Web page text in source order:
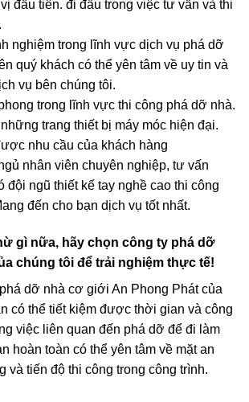
đầu tiên. đi đầu trong việc tư vấn và thi
nghiệm trong lĩnh vực dịch vụ phá dỡ
quý khách có thể yên tâm về uy tin và
vụ bên chúng tôi.
trong lĩnh vực thi công phá dỡ nhà.
trang thiết bị máy móc hiện đại.
nhu cầu của khách hàng
nhân viên chuyên nghiệp, tư vấn
đội ngũ thiết kế tay nghề cao thi công
đến cho bạn dịch vụ tốt nhất.
gì nữa, hãy chọn công ty phá dỡ
chúng tôi để trải nghiệm thực tế!
dỡ nhà cơ giới An Phong Phát của
có thể tiết kiệm được thời gian và công
việc liên quan đến phá dỡ để đi làm
hoàn toàn có thể yên tâm về mặt an
và tiến độ thi công trong công trình.